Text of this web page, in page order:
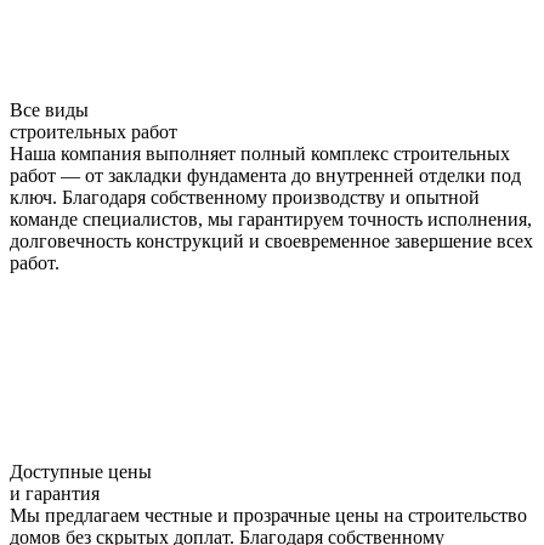
Все виды
строительных работ
Наша компания выполняет полный комплекс строительных
работ — от закладки фундамента до внутренней отделки под
ключ. Благодаря собственному производству и опытной
команде специалистов, мы гарантируем точность исполнения,
долговечность конструкций и своевременное завершение всех
работ.
Доступные цены
и гарантия
Мы предлагаем честные и прозрачные цены на строительство
домов без скрытых доплат. Благодаря собственному